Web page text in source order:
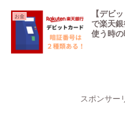
お金
【デビ
で楽天
使う時
スポンサー